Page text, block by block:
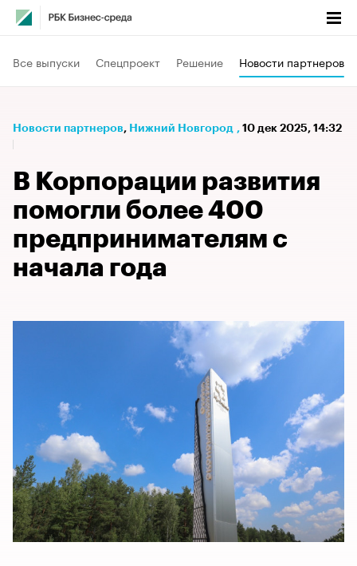
Все выпуски Спецпроект Решение Новости партнеров
Новости партнеров⁠, Нижний Новгород , 10 дек 2025, 14:32
В Корпорации развития
помогли более 400
предпринимателям с
начала года